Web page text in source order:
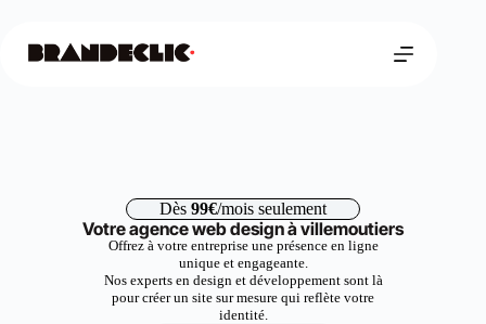
Dès 99€/mois seulement
Votre agence web design à villemoutiers
Offrez à votre entreprise une présence en ligne
unique et engageante.
Nos experts en design et développement sont là
pour créer un site sur mesure qui reflète votre
identité.